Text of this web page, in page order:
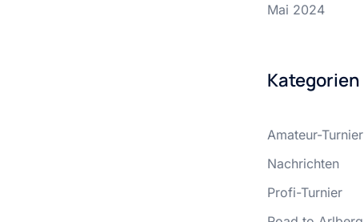
Mai 2024
Kategorien
Amateur-Turnier
Nachrichten
Profi-Turnier